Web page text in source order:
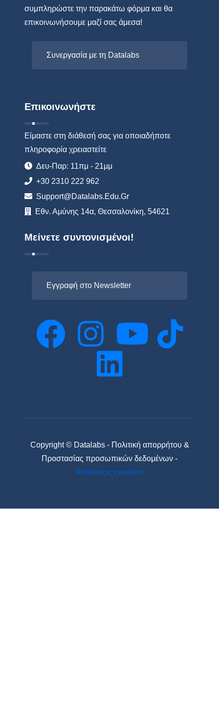
συμπληρώστε την παρακάτω φόρμα και θα
επικοινωνήσουμε μαζί σας άμεσα!
Συνεργασία με τη Datalabs
Επικοινωνήστε
Είμαστε στη διάθεσή σας για οποιαδήποτε
πληροφορία χρειαστείτε
Δευ-Παρ: 11πμ - 21μμ
+30 2310 222 962
Support@datalabs.edu.gr
Εθν. Αμύνης 14α, Θεσσαλονίκη, 54621
Μείνετε συντονισμένοι!
Εγγραφή στο Newsletter
Copyright © Datalabs - Πολιτική απορρήτου &
Προστασίας προσωπικών δεδομένων -
Ρυθμίσεις cookies